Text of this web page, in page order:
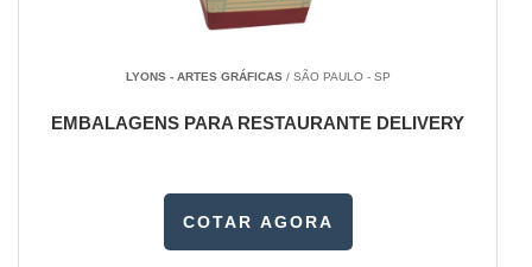
LYONS - ARTES GRÁFICAS/ SÃO PAULO - SP
EMBALAGENS PARA RESTAURANTE DELIVERY
COTAR AGORA